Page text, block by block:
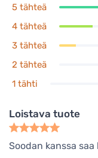
5 tähteä
4 tähteä
3 tähteä
2 tähteä
1 tähti
Loistava tuote
Soodan kanssa